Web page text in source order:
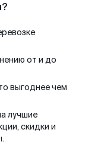
от и до
выгоднее чем
лучшие
скидки и